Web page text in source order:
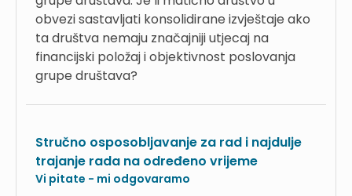
obvezi sastavljati konsolidirane izvještaje ako
ta društva nemaju značajniji utjecaj na
financijski položaj i objektivnost poslovanja
grupe društava?
Stručno osposobljavanje za rad i najdulje
trajanje rada na određeno vrijeme
Vi pitate - mi odgovaramo